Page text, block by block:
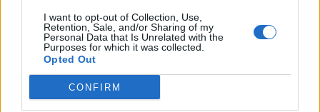
I want to opt-out of Collection, Use,
Retention, Sale, and/or Sharing of my
Personal Data that Is Unrelated with the
Purposes for which it was collected.
Opted Out
CONFIRM